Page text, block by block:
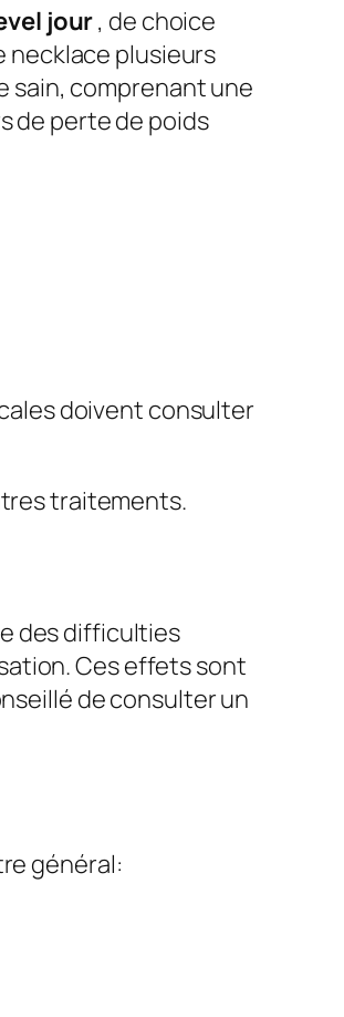
jour, de choice
necklace plusieurs
sain, comprenant une
de perte de poids
doivent consulter
traitements.
des difficulties
Ces effets sont
de consulter un
général: